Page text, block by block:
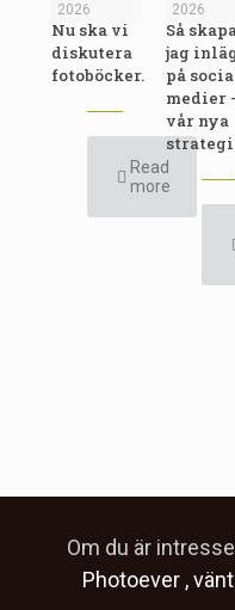
2026
Nu ska vi
diskutera
fotoböcker.
Read
more
2026
Så
jag
på
medier
vår nya
strategi
Om du är
Photoever ,